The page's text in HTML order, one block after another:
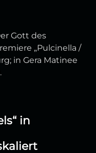
Gott des
„Pulcinella /
in Gera Matinee
in